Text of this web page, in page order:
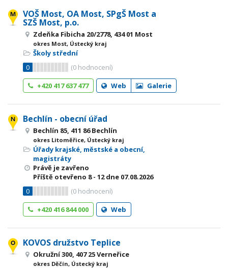
VOŠ Most, OA Most, SPgŠ Most a
SZŠ Most, p.o.
Zdeňka Fibicha 20/2778, 434 01 Most
okres Most, Ústecký kraj
Školy střední
0
(0 hodnocení)
+420 417 637 477
Web Galerie
Bechlín - obecní úřad
Bechlín 85, 411 86 Bechlín
okres Litoměřice, Ústecký kraj
Úřady krajské, městské a obecní,
magistráty
Právě je zavřeno
Příště otevřeno 8 - 12dne 07.08.2026
0
(0 hodnocení)
+420 416 844 000
Web
KOVOS družstvo Teplice
Okružní 300, 407 25 Verneřice
okres Děčín, Ústecký kraj